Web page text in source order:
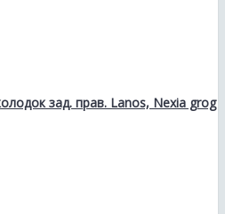
зад. прав. Lanos, Nexia grog